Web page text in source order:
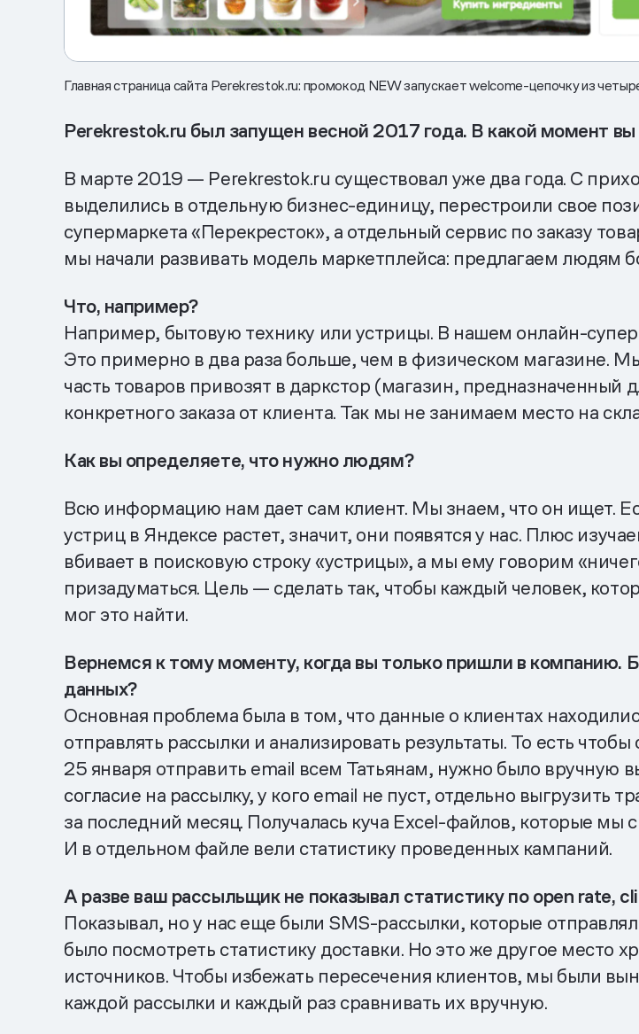
Главная страница сайта Perekrestok.ru: промокод NEW запускает welcome-цепочку из
Perekrestok.ru был запущен весной 2017 года. В какой момент
В марте 2019 — Perekrestok.ru существовал уже два года. С
выделились в отдельную бизнес-единицу, перестроили свое
супермаркета «Перекресток», а отдельный сервис по заказу
мы начали развивать модель маркетплейса: предлагаем людям
Что, например?
Например, бытовую технику или устрицы. В нашем онлайн-
Это примерно в два раза больше, чем в физическом магазине.
часть товаров привозят в даркстор (магазин, предназначенный
конкретного заказа от клиента. Так мы не занимаем место на
Как вы определяете, что нужно людям?
Всю информацию нам дает сам клиент. Мы знаем, что он ищет.
устриц в Яндексе растет, значит, они появятся у нас. Плюс
вбивает в поисковую строку «устрицы», а мы ему говорим
призадуматься. Цель — сделать так, чтобы каждый человек,
мог это найти.
Вернемся к тому моменту, когда вы только пришли в компанию.
данных?
Основная проблема была в том, что данные о клиентах
отправлять рассылки и анализировать результаты. То есть
25 января отправить email всем Татьянам, нужно было вручную
согласие на рассылку, у кого email не пуст, отдельно выгрузить
за последний месяц. Получалась куча Excel-файлов, которые
И в отдельном файле вели статистику проведенных кампаний.
А разве ваш рассыльщик не показывал статистику по open rate,
Показывал, но у нас еще были SMS-рассылки, которые
было посмотреть статистику доставки. Но это же другое место
источников. Чтобы избежать пересечения клиентов, мы были
каждой рассылки и каждый раз сравнивать их вручную.